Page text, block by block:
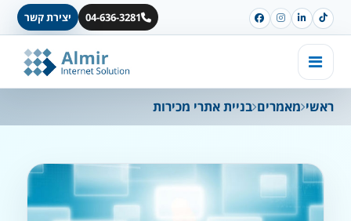
04-636-3281 יצירת קשר
ראשי מאמרים בניית אתרי מכירות